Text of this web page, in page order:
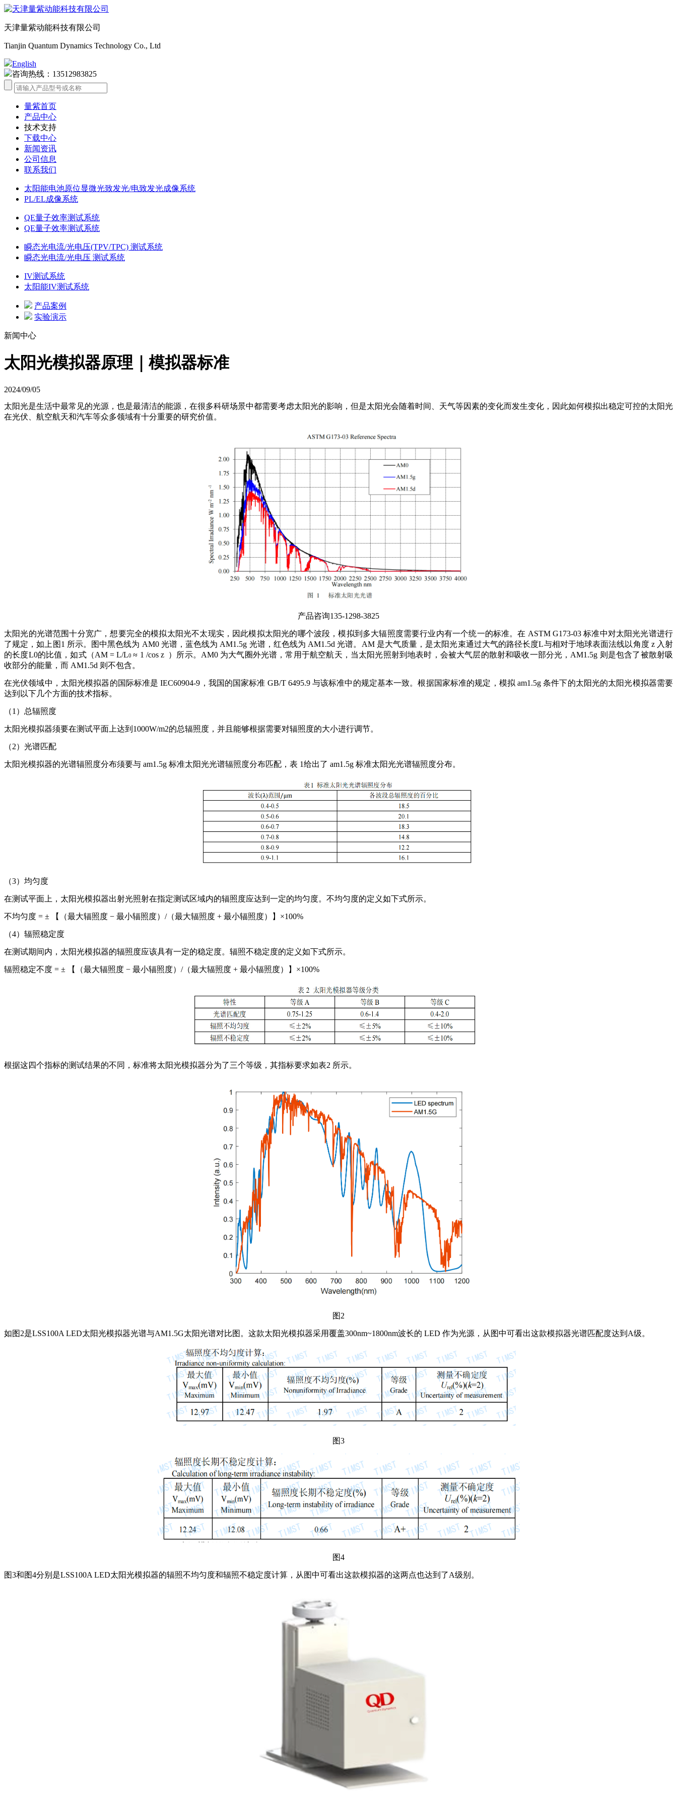
天津量紫动能科技有限公司
Tianjin Quantum Dynamics Technology Co., Ltd
English
咨询热线：13512983825
量紫首页
产品中心
技术支持
下载中心
新闻资讯
公司信息
联系我们
太阳能电池原位显微光致发光/电致发光成像系统
PL/EL成像系统
QE量子效率测试系统
QE量子效率测试系统
瞬态光电流/光电压(TPV/TPC) 测试系统
瞬态光电流/光电压 测试系统
IV测试系统
太阳能IV测试系统
产品案例
实验演示
新闻中心
太阳光模拟器原理｜模拟器标准
2024/09/05
太阳光是生活中最常见的光源，也是最清洁的能源，在很多科研场景中都需要考虑太阳光的影响，但是太阳光会随着时间、天气等因素的变化而发生变化，因此如何模拟出稳定可控的太阳光
在光伏、航空航天和汽车等众多领域有十分重要的研究价值。
产品咨询135-1298-3825
太阳光的光谱范围十分宽广，想要完全的模拟太阳光不太现实，因此模拟太阳光的哪个波段，模拟到多大辐照度需要行业内有一个统一的标准。在 ASTM G173-03 标准中对太阳光光谱进行
了规定，如上图1 所示。图中黑色线为 AM0 光谱，蓝色线为 AM1.5g 光谱，红色线为 AM1.5d 光谱。AM 是大气质量，是太阳光束通过大气的路径长度L与相对于地球表面法线以角度 z 入射
的长度L0的比值，如式（AM=L/L0≈ 1 /cos z ） 所示。 AM0 为大气圈外光谱，常用于航空航天，当太阳光照射到地表时，会被大气层的散射和吸收一部分光 ， AM1.5g 则是包含了被散射吸
收部分的能量，而 AM1.5d 则不包含。
在光伏领域中，太阳光模拟器的国际标准是 IEC60904-9，我国的国家标准 GB/T 6495.9 与该标准中的规定基本一致。根据国家标准的规定，模拟 am1.5g 条件下的太阳光的太阳光模拟器需要
达到以下几个方面的技术指标。
（1）总辐照度
太阳光模拟器须要在测试平面上达到 1000W/m2的总辐照度，并且能够根据需要对辐照度的大小进行调节。
（2）光谱匹配
太阳光模拟器的光谱辐照度分布须要与 am1.5g 标准太阳光光谱辐照度分布匹配，表 1给出了 am1.5g 标准太阳光光谱辐照度分布。
（3）均匀度
在测试平面上，太阳光模拟器出射光照射在指定测试区域内的辐照度应达到一定的均匀度。不均匀度的定义如下式所示。
不均匀度 = ± 【（最大辐照度 − 最小辐照度） /（最大辐照度 + 最小辐照度）】 ×100%
（4）辐照稳定度
在测试期间内，太阳光模拟器的辐照度应该具有一定的稳定度。辐照不稳定度的定义如下式所示。
辐照稳定不度 = ± 【（最大辐照度 − 最小辐照度） /（最大辐照度 + 最小辐照度）】 ×100%
根据这四个指标的测试结果的不同，标准将太阳光模拟器分为了三个等级，其指标要求如表2 所示。
图2
如图2是LSS100A LED太阳光模拟器光谱与AM1.5G太阳光谱对比图。这款太阳光模拟器采用覆盖300nm~1800nm波长的 LED 作为光源， 从图中可看出这款模拟器光谱匹配度达到 A级。
图3
图4
图3和图4分别是LSS100A LED太阳光模拟器的辐照不均匀度和辐照不稳定度计算 ， 从图中可看出这款模拟器的这两点也达到了A级别 。